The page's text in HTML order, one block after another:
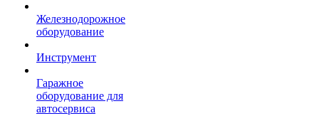
Железнодорожное
оборудование
Инструмент
Гаражное
оборудование для
автосервиса